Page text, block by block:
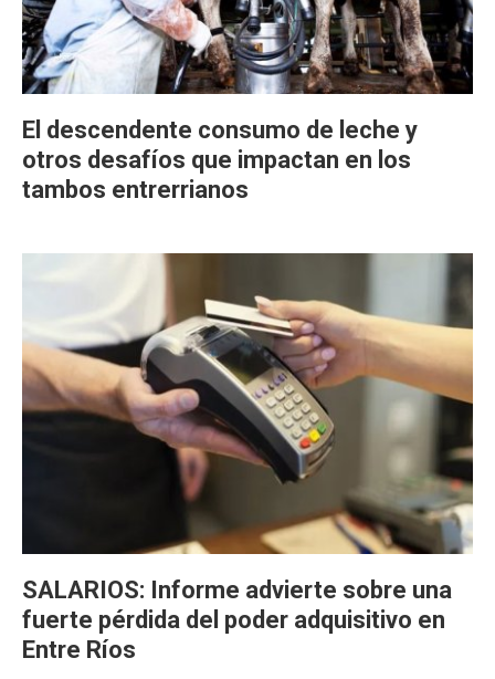
El descendente consumo de leche y
otros desafíos que impactan en los
tambos entrerrianos
SALARIOS: Informe advierte sobre una
fuerte pérdida del poder adquisitivo en
Entre Ríos